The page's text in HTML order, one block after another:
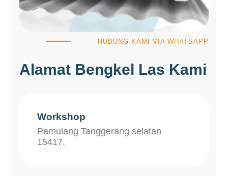
HUBUNG KAMI VIA WHATSAPP
Alamat Bengkel Las Kami
Workshop
Pamulang Tanggerang selatan
15417.